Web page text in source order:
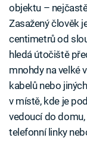
objektu –
Zasažený člověk
centimetrů od
hledá útočiště
mnohdy na velké
kabelů nebo
v místě, kde je
vedoucí do
telefonní linky